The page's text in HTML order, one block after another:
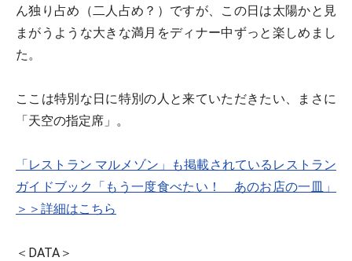
ん独り占め（二人占め？）ですが、この日は太陽かと見
まがうような大きな満月をディナー中ずっと楽しめまし
た。
ここは特別な日に特別の人と来ていただきたい、まさに
「天空の指定席」。
「レストラン マルメゾン」も掲載されているレストラン
ガイドブック「もう一度食べたい！ あのお店の一皿」
＞＞詳細はこちら
＜DATA＞